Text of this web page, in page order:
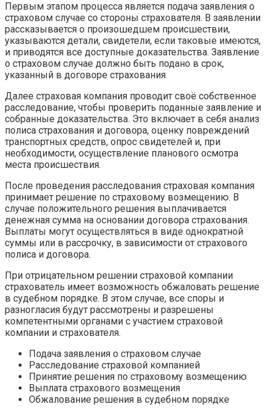
Первым этапом процесса является подача заявления о
страховом случае со стороны страхователя. В заявлении
рассказывается о произошедшем происшествии,
указываются детали, свидетели, если таковые имеются,
и приводятся все доступные доказательства. Заявление
о страховом случае должно быть подано в срок,
указанный в договоре страхования.
Далее страховая компания проводит своё собственное
расследование, чтобы проверить поданные заявление и
собранные доказательства. Это включает в себя анализ
полиса страхования и договора, оценку повреждений
транспортных средств, опрос свидетелей и, при
необходимости, осуществление планового осмотра
места происшествия.
После проведения расследования страховая компания
принимает решение по страховому возмещению. В
случае положительного решения выплачивается
денежная сумма на основании договора страхования.
Выплаты могут осуществляться в виде однократной
суммы или в рассрочку, в зависимости от страхового
полиса и договора.
При отрицательном решении страховой компании
страхователь имеет возможность обжаловать решение
в судебном порядке. В этом случае, все споры и
разногласия будут рассмотрены и разрешены
компетентными органами с участием страховой
компании и страхователя.
Подача заявления о страховом случае
Расследование страховой компанией
Принятие решения по страховому возмещению
Выплата страхового возмещения
Обжалование решения в судебном порядке